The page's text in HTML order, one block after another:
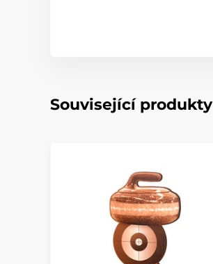
Související produkty